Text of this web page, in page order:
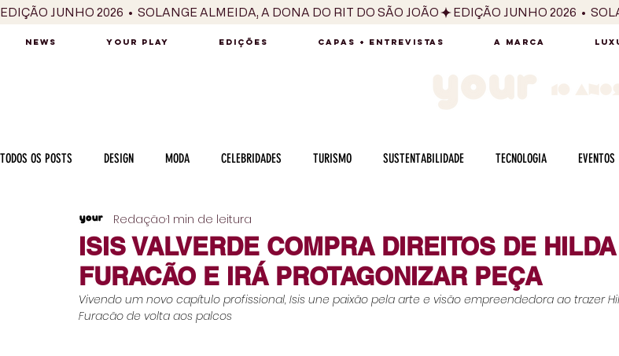
EDIÇÃO JUNHO 2026  •  SOLANGE ALMEIDA, A DONA DO RIT DO SÃO JOÃO
NEWS YOUR PLAY EDIÇÕES CAPAS + ENTREVISTAS A MARCA
TODOS OS POSTS DESIGN MODA CELEBRIDADES TURISMO SUSTENTABILIDADE TECNOLOGIA EVENTOS
MÚSICA SÉRIES / TV INTERNACIONAL
CULINÁRIA PESSOAS CARREIRA VINHOS SABOR SEXUALIDADE MULHER
ISIS VALVERDE COMPRA DIREITOS DE HILDA
FURACÃO E IRÁ PROTAGONIZAR PEÇA
Redação1 min de leitura
Vivendo um novo capítulo profissional, Isis une paixão pela arte e visão empreendedora ao trazer
Furacão de volta aos palcos